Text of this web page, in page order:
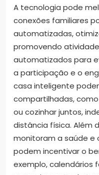
A tecnologia pode
conexões familiares
automatizadas,
promovendo
automatizados para
a participação e o
casa inteligente
compartilhadas,
ou cozinhar juntos,
distância física. Além
monitoram a saúde
podem incentivar o
exemplo, calendários